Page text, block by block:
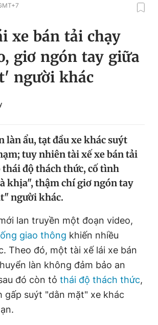
Tin 360
Magazine
Bạn cần biết
Liên hệ quảng cáo
xe bán tải chạy
giơ ngón tay giữa
người khác
làn ẩu, tạt đầu xe khác suýt
tuy nhiên tài xế xe bán tải
thái độ thách thức, cố tình
khịa", thậm chí giơ ngón tay
người khác.
lan truyền một đoạn video,
giao thông khiến nhiều
Theo đó, một tài xế lái xe bán
làn không đảm bảo an
đó còn tỏ thái độ thách thức,
gấp suýt "dằn mặt" xe khác